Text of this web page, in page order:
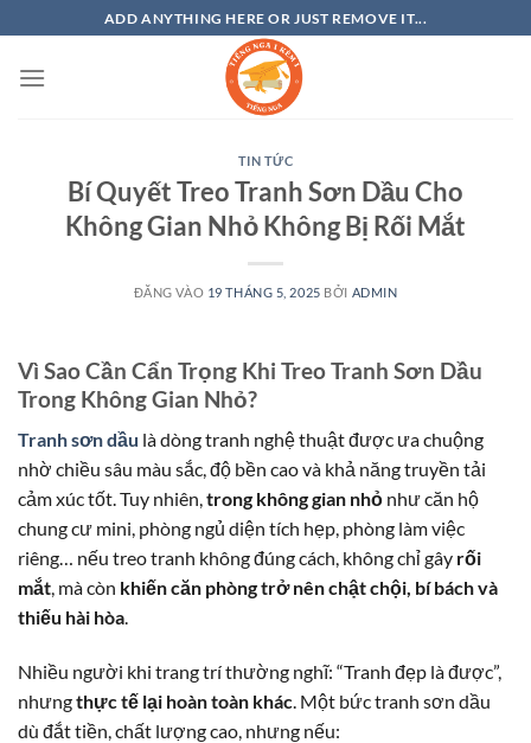
qua
nội
ADD ANYTHING HERE OR JUST REMOVE IT...
TIN TỨC
Bí Quyết Treo Tranh Sơn Dầu Cho
Không Gian Nhỏ Không Bị Rối Mắt
ĐĂNG VÀO 19 THÁNG 5, 2025 BỞI ADMIN
Vì Sao Cần Cẩn Trọng Khi Treo Tranh Sơn Dầu
Trong Không Gian Nhỏ?
Tranh sơn dầu là dòng tranh nghệ thuật được ưa chuộng
nhờ chiều sâu màu sắc, độ bền cao và khả năng truyền tải
cảm xúc tốt. Tuy nhiên,trong không gian nhỏ như căn hộ
chung cư mini, phòng ngủ diện tích hẹp, phòng làm việc
riêng… nếu treo tranh không đúng cách, không chỉ gây rối
mắt, mà còn khiến căn phòng trở nên chật chội, bí bách và
thiếu hài hòa.
Nhiều người khi trang trí thường nghĩ: “Tranh đẹp là được”,
nhưngthực tế lại hoàn toàn khác. Một bức tranh sơn dầu
dù đắt tiền, chất lượng cao, nhưng nếu: